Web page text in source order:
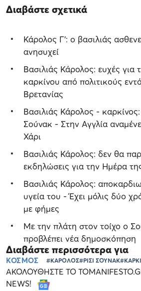
Διαβάστε σχετικά
Κάρολος Γ': ο βασιλιάς
ανησυχεί
Βασιλιάς Κάρολος: ευχές για
καρκίνου από πολιτικούς
Βρετανίας
Βασιλιάς Κάρολος -
Σούνακ - Στην Αγγλία
Χάρι
Bασιλιάς Κάρολος: δεν θα
εκδηλώσεις για την Ημέρα
Βασιλιάς Κάρολος:
υγεία του - Έχει μόλις δύο
με φήμες
Με την πλάτη στον τοίχο ο
προβλέπει νέα δημοσκόπηση
Διαβάστε περισσότερα για
ΚΟΣΜΟΣ #ΚΑΡΟΛΟΣ#ΡΙΣΙ ΣΟΥΝΑΚ
ΑΚΟΛΟΥΘΗΣΤΕ ΤΟ
NEWS!